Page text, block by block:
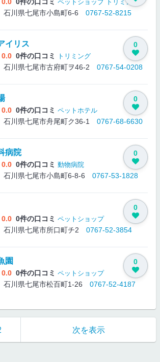
ペットショップ トリミング
川県七尾市小島町6-6 0767-52-8215
イリス
0.0 0件の口コミ トリミング
川県七尾市古府町ヲ46-2 0767-54-0208
0
0.0 0件の口コミ ペットホテル
川県七尾市舟尾町ク36-1 0767-68-6630
0
病院
0.0 0件の口コミ 動物病院
川県七尾市小島町6-8-6 0767-53-1828
0
0.0 0件の口コミ ペットショップ
川県七尾市所口町チ2 0767-52-3854
0
園
0.0 0件の口コミ ペットショップ
川県七尾市松百町1-26 0767-52-4187
0
次を表示